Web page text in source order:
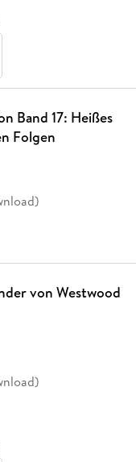
Band 17: Heißes
Folgen
von Westwood